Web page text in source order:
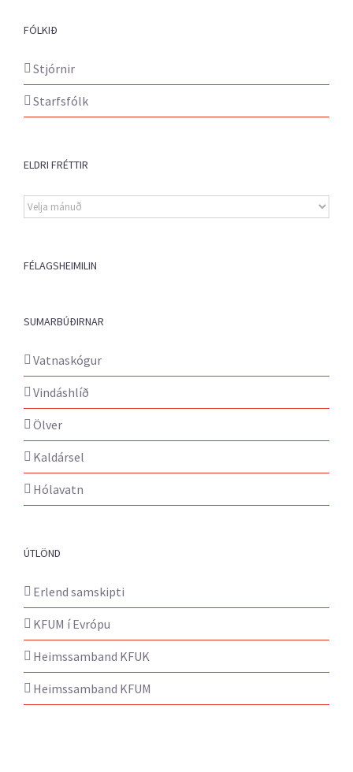
FÓLKIÐ
Stjórnir
Starfsfólk
ELDRI FRÉTTIR
Eldri
fréttir
FÉLAGSHEIMILIN
SUMARBÚÐIRNAR
Vatnaskógur
Vindáshlíð
Ölver
Kaldársel
Hólavatn
ÚTLÖND
Erlend samskipti
KFUM í Evrópu
Heimssamband KFUK
Heimssamband KFUM